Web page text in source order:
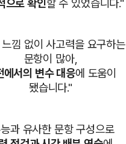
으로 확인할 수 있었습니다."
낌 없이 사고력을 요구하는
문항이 많아,
에서의 변수 대응에 도움이
됐습니다."
과 유사한 문항 구성으로